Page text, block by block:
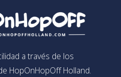
a través de los
HopOnHopOff Holland.